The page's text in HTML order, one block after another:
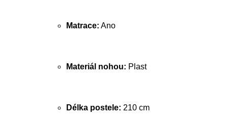
Matrace: Ano
Materiál nohou: Plast
Délka postele: 210 cm